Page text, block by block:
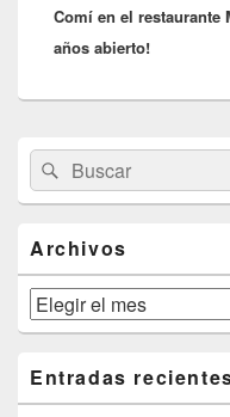
siguiente:
Comí en el restaurante
años abierto!
área
de
widget
lateral
primaria
Buscar
por:
Buscar
Archivos
Archivos
Entradas